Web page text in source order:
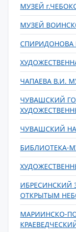
МУЗЕЙ
МУЗЕЙ
СПИРИДОНОВА
ЧАПАЕВА В.И.
ЧУВАШСКИЙ
ЧУВАШСКИЙ
БИБЛИОТЕКА-
ИБРЕСИНСКИЙ
ОТКРЫТЫМ
МАРИИНСКО-